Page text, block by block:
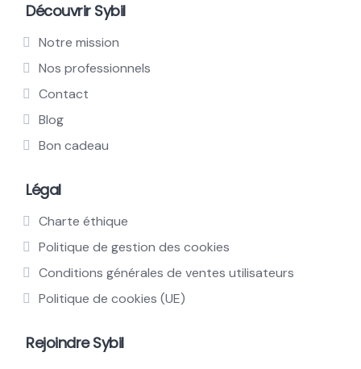
Découvrir Sybil
Notre mission
Nos professionnels
Contact
Blog
Bon cadeau
Légal
Charte éthique
Politique de gestion des cookies
Conditions générales de ventes utilisateurs
Politique de cookies (UE)
Rejoindre Sybil